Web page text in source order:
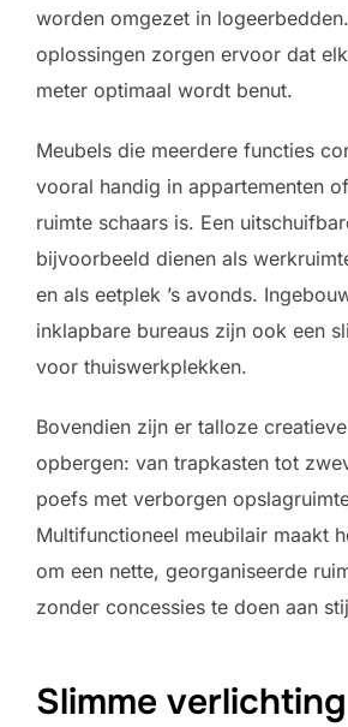
worden omgezet in
oplossingen zorgen ervoor dat
meter optimaal wordt benut.
Meubels die meerdere functies
vooral handig in appartementen
ruimte schaars is. Een
bijvoorbeeld dienen als
en als eetplek ’s avonds.
inklapbare bureaus zijn ook een
voor thuiswerkplekken.
Bovendien zijn er talloze
opbergen: van trapkasten tot
poefs met verborgen
Multifunctioneel meubilair maakt
om een nette, georganiseerde
zonder concessies te doen aan
Slimme